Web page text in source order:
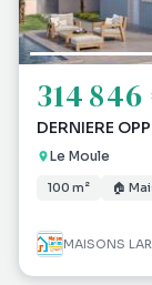
314 846
DERNIERE
Le Moule
100 m² 🏠
MAISONS